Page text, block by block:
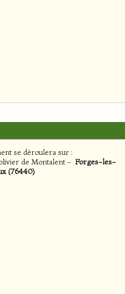
se déroulera sur :
de Montalent - Forges-les-
(76440)